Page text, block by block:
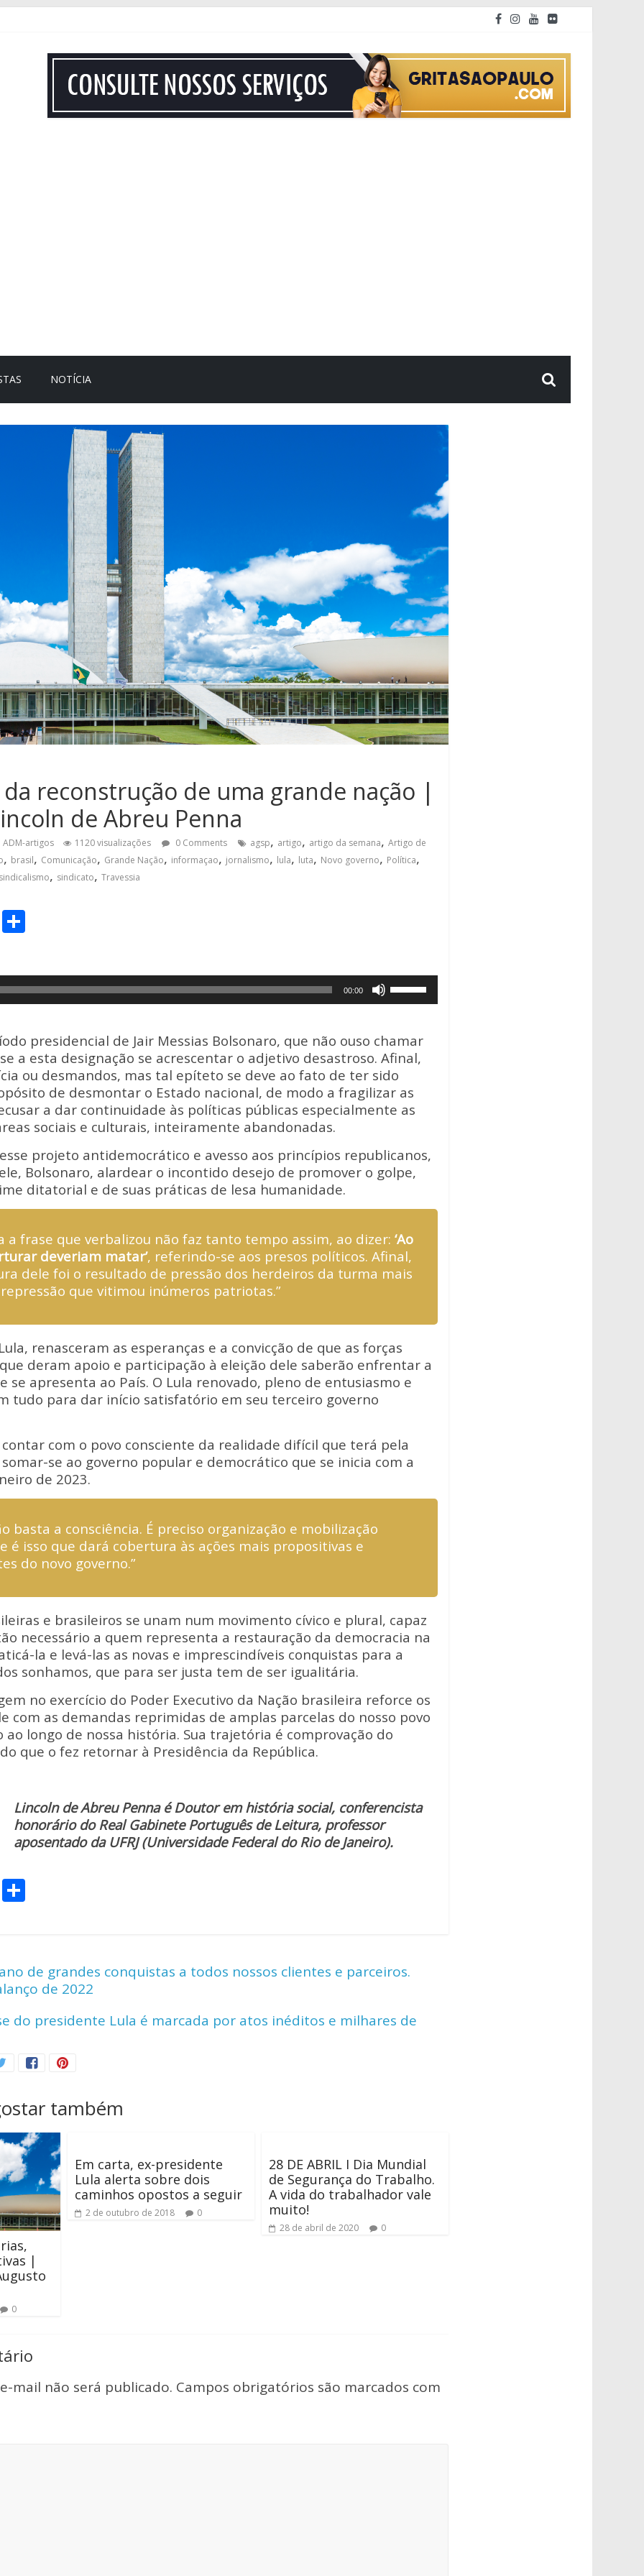
NOTÍCIA
reconstrução de uma grande nação |
de Abreu Penna
ADM-artigos 1120 visualizações 0 Comments agsp, artigo, artigo da semana, Artigo de
, brasil, Comunicação, Grande Nação, informaçao, jornalismo, lula, luta, Novo governo, Política,
sindicalismo, sindicato, Travessia
C
k
ar
e 00:00
cima
ou
diminuir
volume.
presidencial de Jair Messias Bolsonaro, que não ouso chamar
a esta designação se acrescentar o adjetivo desastroso. Afinal,
ou desmandos, mas tal epíteto se deve ao fato de ter sido
de desmontar o Estado nacional, de modo a fragilizar as
a dar continuidade às políticas públicas especialmente as
sociais e culturais, inteiramente abandonadas.
projeto antidemocrático e avesso aos princípios republicanos,
Bolsonaro, alardear o incontido desejo de promover o golpe,
ditatorial e de suas práticas de lesa humanidade.
a frase que verbalizou não faz tanto tempo assim, ao dizer: ‘Ao
deveriam matar’, referindo-se aos presos políticos. Afinal,
dele foi o resultado de pressão dos herdeiros da turma mais
que vitimou inúmeros patriotas.”
renasceram as esperanças e a convicção de que as forças
deram apoio e participação à eleição dele saberão enfrentar a
se apresenta ao País. O Lula renovado, pleno de entusiasmo e
tudo para dar início satisfatório em seu terceiro governo
com o povo consciente da realidade difícil que terá pela
se ao governo popular e democrático que se inicia com a
de 2023.
basta a consciência. É preciso organização e mobilização
é isso que dará cobertura às ações mais propositivas e
do novo governo.”
e brasileiros se unam num movimento cívico e plural, capaz
necessário a quem representa a restauração da democracia na
la e levá-las as novas e imprescindíveis conquistas para a
sonhamos, que para ser justa tem de ser igualitária.
no exercício do Poder Executivo da Nação brasileira reforce os
com as demandas reprimidas de amplas parcelas do nosso povo
ao longo de nossa história. Sua trajetória é comprovação do
que o fez retornar à Presidência da República.
Lincoln de Abreu Penna é Doutor em história social, conferencista
honorário do Real Gabinete Português de Leitura, professor
aposentado da UFRJ (Universidade Federal do Rio de Janeiro).
C
e
de grandes conquistas a todos nossos clientes e parceiros.
de 2022
do presidente Lula é marcada por atos inéditos e milhares de
também
|
0
Em carta, ex-presidente
Lula alerta sobre dois
caminhos opostos a seguir
2 de outubro de 2018 0
28 DE ABRIL I Dia Mundial
de Segurança do Trabalho.
A vida do trabalhador vale
muito!
28 de abril de 2020 0
mail não será publicado. Campos obrigatórios são marcados com